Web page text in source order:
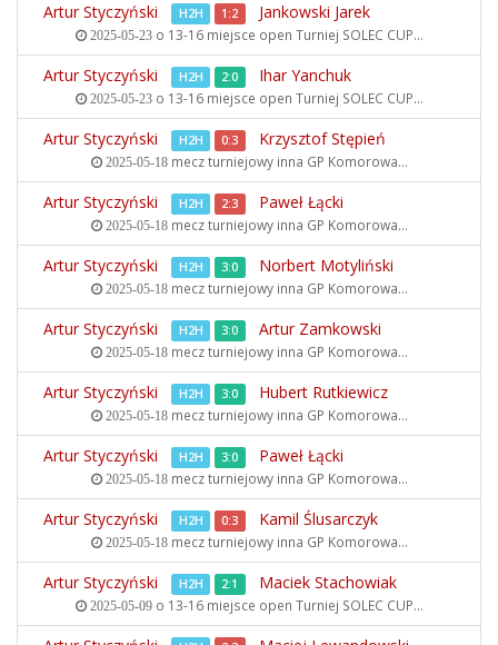
Artur Styczyński H2H 1:2 Jankowski Jarek
2025-05-23o 13-16 miejsce open Turniej SOLEC CUP...
Artur Styczyński H2H 2:0 Ihar Yanchuk
2025-05-23o 13-16 miejsce open Turniej SOLEC CUP...
Artur Styczyński H2H 0:3 Krzysztof Stępień
2025-05-18mecz turniejowy inna GP Komorowa...
Artur Styczyński H2H 2:3 Paweł Łącki
2025-05-18mecz turniejowy inna GP Komorowa...
Artur Styczyński H2H 3:0 Norbert Motyliński
2025-05-18mecz turniejowy inna GP Komorowa...
Artur Styczyński H2H 3:0 Artur Zamkowski
2025-05-18mecz turniejowy inna GP Komorowa...
Artur Styczyński H2H 3:0 Hubert Rutkiewicz
2025-05-18mecz turniejowy inna GP Komorowa...
Artur Styczyński H2H 3:0 Paweł Łącki
2025-05-18mecz turniejowy inna GP Komorowa...
Artur Styczyński H2H 0:3 Kamil Ślusarczyk
2025-05-18mecz turniejowy inna GP Komorowa...
Artur Styczyński H2H 2:1 Maciek Stachowiak
2025-05-09o 13-16 miejsce open Turniej SOLEC CUP...